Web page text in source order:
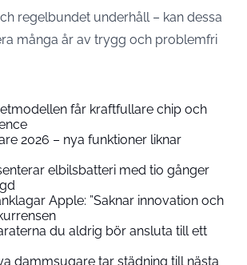
regelbundet underhåll – kan dessa
många år av trygg och problemfri
får kraftfullare chip och
2026 – nya funktioner liknar
elbilsbatteri med tio gånger
Apple: ”Saknar innovation och
du aldrig bör ansluta till ett
dammsugare tar städning till nästa